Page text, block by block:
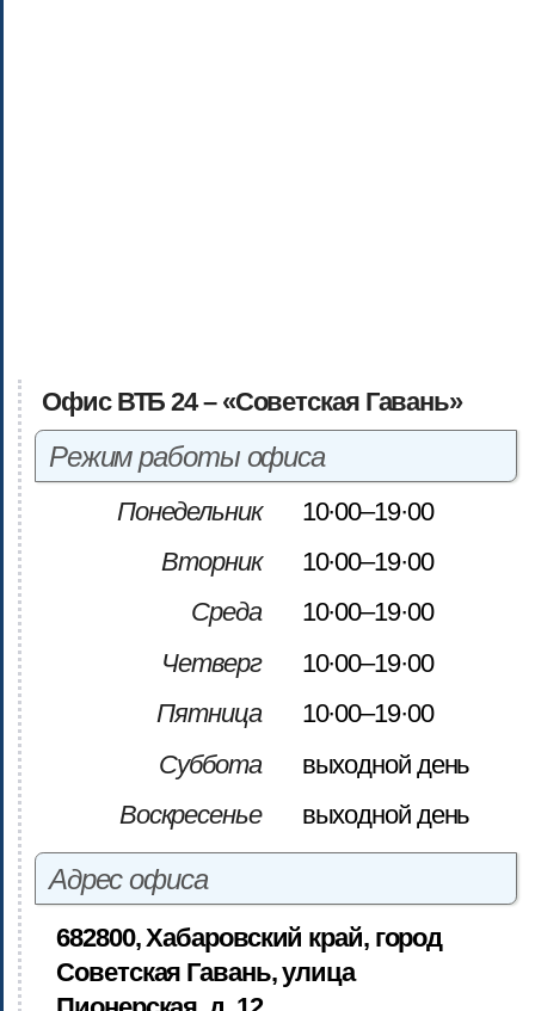
Офис ВТБ 24 – «Советская Гавань»
Режим работы офиса
Понедельник
10·00–19·00
Вторник
10·00–19·00
Среда
10·00–19·00
Четверг
10·00–19·00
Пятница
10·00–19·00
Суббота
выходной день
Воскресенье
выходной день
Адрес офиса
682800, Хабаровский край, город
Советская Гавань, улица